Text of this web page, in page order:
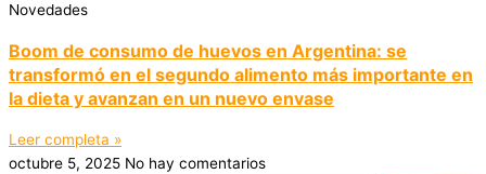
Novedades
Boom de consumo de huevos en Argentina: se
transformó en el segundo alimento más importante en
la dieta y avanzan en un nuevo envase
Leer completa »
octubre 5, 2025 No hay comentarios